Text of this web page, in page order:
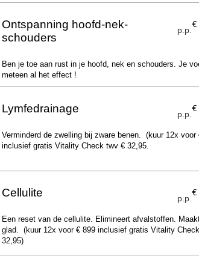
Ontspanning hoofd-nek-
schouders
Ben je toe aan rust in je hoofd, nek en schouders. Je
meteen al het effect !
p.p.
€
Lymfedrainage
Verminderd de zwelling bij zware benen. (kuur 12x voor
inclusief gratis Vitality Check twv € 32,95.
p.p.
€
Cellulite
Een reset van de cellulite. Elimineert afvalstoffen.
glad. (kuur 12x voor € 899 inclusief gratis Vitality
32,95)
p.p.
€